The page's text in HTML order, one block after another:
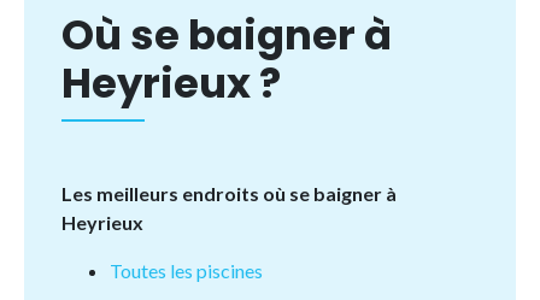
Où se baigner à
Heyrieux ?
Les meilleurs endroits où se baigner à
Heyrieux
Toutes les piscines